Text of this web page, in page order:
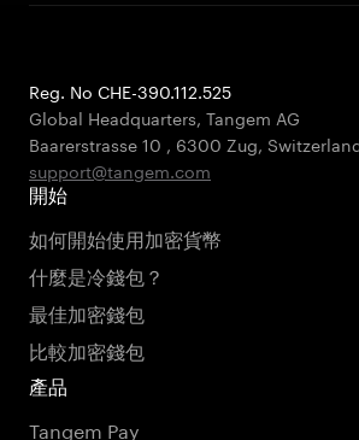
Reg. No CHE-390.112.525
Global Headquarters, Tangem AG
Baarerstrasse 10 , 6300 Zug,
support@tangem.com
開始
如何開始使用加密貨幣
什麼是冷錢包？
最佳加密錢包
比較加密錢包
產品
Tangem Pay